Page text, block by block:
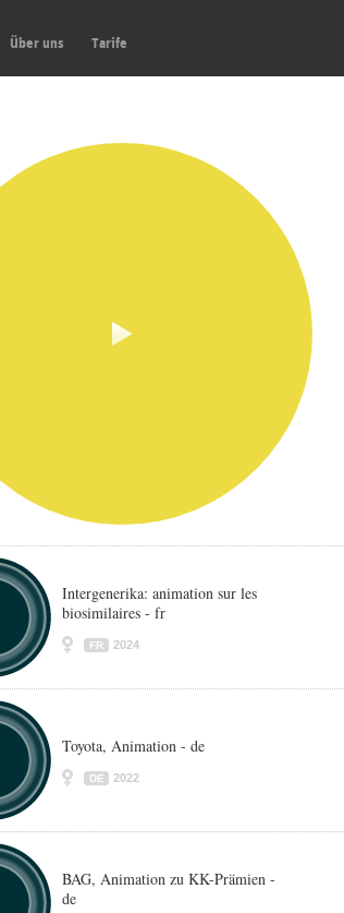
Über uns Tarife
Intergenerika: animation sur les
biosimilaires - fr
FR 2024
Toyota, Animation - de
DE 2022
BAG, Animation zu KK-Prämien -
de